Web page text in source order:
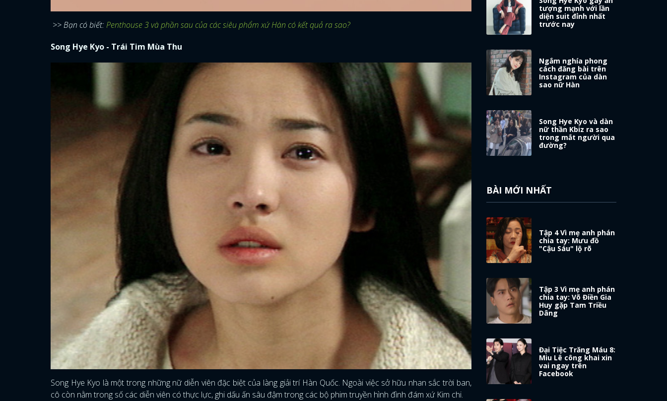
>> Bạn có biết:Penthouse 3 và phần sau của các siêu phẩm xứ Hàn có kết quả ra sao?
Song Hye Kyo - Trái Tim Mùa Thu
Song Hye Kyo là một trong những nữ diễn viên đặc biệt của làng giải trí Hàn Quốc. Ngoài việc sở hữu nhan sắc trời ban,
cô còn nằm trong số các diễn viên có thực lực, ghi dấu ấn sâu đậm trong các bộ phim truyền hình đình đám xứ Kim chi.
tượng mạnh với lần
diện suit đỉnh nhất
trước nay
Ngắm nghía phong
cách đăng bài trên
Instagram của dàn
sao nữ Hàn
Song Hye Kyo và dàn
nữ thần Kbiz ra sao
trong mắt người qua
đường?
BÀI MỚI NHẤT
Tập 4 Vì mẹ anh phán
chia tay: Mưu đồ
"Cậu Sáu" lộ rõ
Tập 3 Vì mẹ anh phán
chia tay: Võ Điền Gia
Huy gặp Tam Triều
Dâng
Đại Tiệc Trăng Máu 8:
Miu Lê công khai xin
vai ngay trên
Facebook